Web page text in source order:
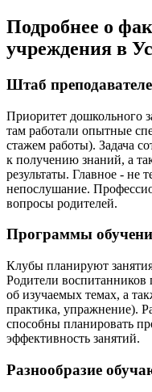
Подробнее о
учреждения в
Штаб
Приоритет дошкольного
там работали опытные
стажем работы). Задача
к получению знаний, а
результаты. Главное - не
непослушание.
вопросы родителей.
Программы
Клубы планируют
Родители
об изучаемых темах, а
практика, упражнение).
способны планировать
эффективность занятий.
Разнообразие